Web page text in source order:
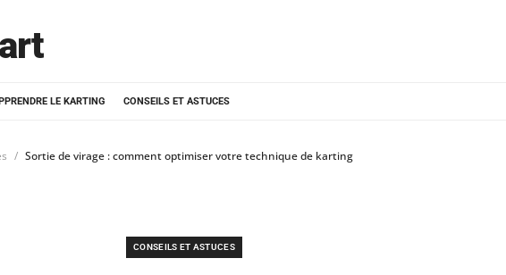
LE KARTING CONSEILS ET ASTUCES
Sortie de virage : comment optimiser votre technique de karting
CONSEILS ET ASTUCES